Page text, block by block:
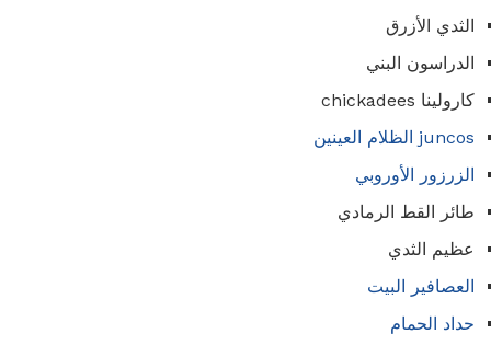
الثدي الأزرق
الدراسون البني
كارولينا chickadees
juncos الظلام العينين
الزرزور الأوروبي
طائر القط الرمادي
عظيم الثدي
العصافير البيت
حداد الحمام